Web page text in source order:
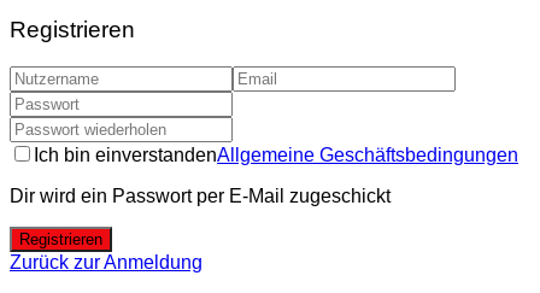
Registrieren
Ich bin einverstandenAllgemeine Geschäftsbedingungen
Dir wird ein Passwort per E-Mail zugeschickt
Registrieren
Zurück zur Anmeldung